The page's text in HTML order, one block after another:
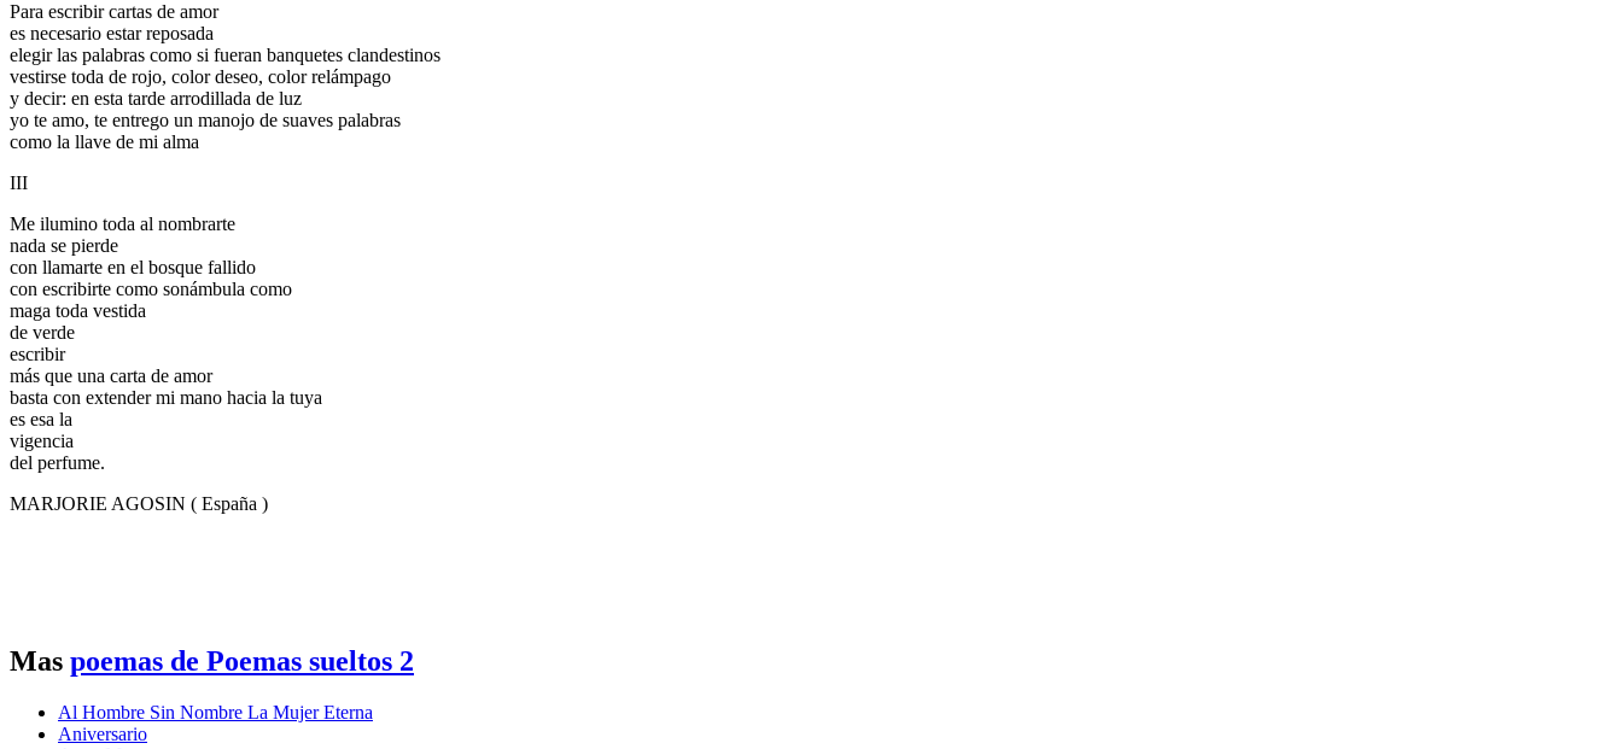
Para escribir cartas de amor
es necesario estar reposada
elegir las palabras como si fueran banquetes clandestinos
vestirse toda de rojo, color deseo, color relámpago
y decir: en esta tarde arrodillada de luz
yo te amo, te entrego un manojo de suaves palabras
como la llave de mi alma
III
Me ilumino toda al nombrarte
nada se pierde
con llamarte en el bosque fallido
con escribirte como sonámbula como
maga toda vestida
de verde
escribir
más que una carta de amor
basta con extender mi mano hacia la tuya
es esa la
vigencia
del perfume.
MARJORIE AGOSIN ( España )
Mas poemas de Poemas sueltos 2
Al Hombre Sin Nombre La Mujer Eterna
Aniversario